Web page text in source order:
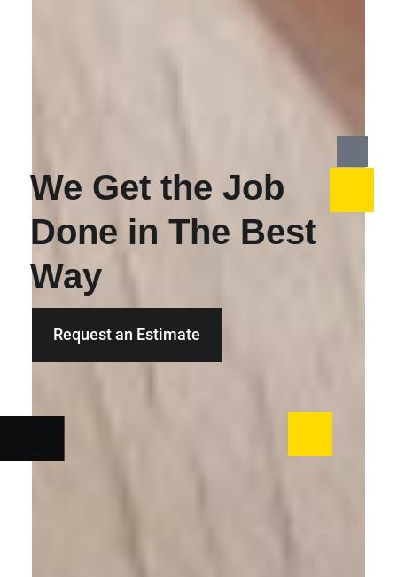
We Get the Job
Done in The Best
Way
Request an Estimate